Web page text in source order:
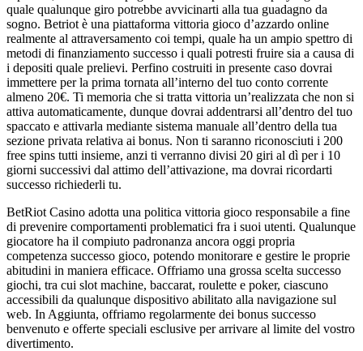
quale qualunque giro potrebbe avvicinarti alla tua guadagno da
sogno. Betriot è una piattaforma vittoria gioco d’azzardo online
realmente al attraversamento coi tempi, quale ha un ampio spettro di
metodi di finanziamento successo i quali potresti fruire sia a causa di
i depositi quale prelievi. Perfino costruiti in presente caso dovrai
immettere per la prima tornata all’interno del tuo conto corrente
almeno 20€. Ti memoria che si tratta vittoria un’realizzata che non si
attiva automaticamente, dunque dovrai addentrarsi all’dentro del tuo
spaccato e attivarla mediante sistema manuale all’dentro della tua
sezione privata relativa ai bonus. Non ti saranno riconosciuti i 200
free spins tutti insieme, anzi ti verranno divisi 20 giri al dì per i 10
giorni successivi dal attimo dell’attivazione, ma dovrai ricordarti
successo richiederli tu.
BetRiot Casino adotta una politica vittoria gioco responsabile a fine
di prevenire comportamenti problematici fra i suoi utenti. Qualunque
giocatore ha il compiuto padronanza ancora oggi propria
competenza successo gioco, potendo monitorare e gestire le proprie
abitudini in maniera efficace. Offriamo una grossa scelta successo
giochi, tra cui slot machine, baccarat, roulette e poker, ciascuno
accessibili da qualunque dispositivo abilitato alla navigazione sul
web. In Aggiunta, offriamo regolarmente dei bonus successo
benvenuto e offerte speciali esclusive per arrivare al limite del vostro
divertimento.